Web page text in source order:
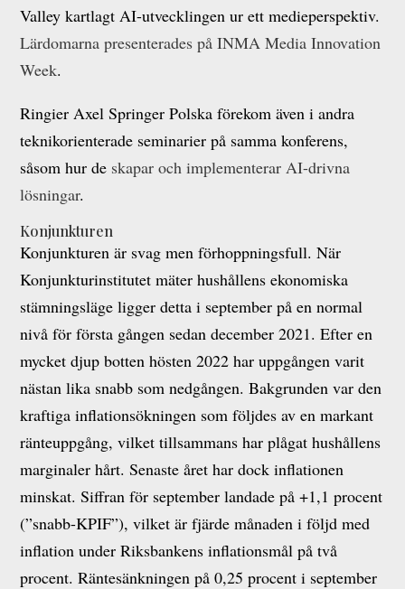
Valley kartlagt AI-utvecklingen ur ett medieperspektiv.
Lärdomarna presenterades på INMA Media Innovation
Week.
Ringier Axel Springer Polska förekom även i andra
teknikorienterade seminarier på samma konferens,
såsom hur de skapar och implementerar AI-drivna
lösningar.
Konjunkturen
Konjunkturen är svag men förhoppningsfull. När
Konjunkturinstitutet mäter hushållens ekonomiska
stämningsläge ligger detta i september på en normal
nivå för första gången sedan december 2021. Efter en
mycket djup botten hösten 2022 har uppgången varit
nästan lika snabb som nedgången. Bakgrunden var den
kraftiga inflationsökningen som följdes av en markant
ränteuppgång, vilket tillsammans har plågat hushållens
marginaler hårt. Senaste året har dock inflationen
minskat. Siffran för september landade på +1,1 procent
(”snabb-KPIF”), vilket är fjärde månaden i följd med
inflation under Riksbankens inflationsmål på två
procent. Räntesänkningen på 0,25 procent i september